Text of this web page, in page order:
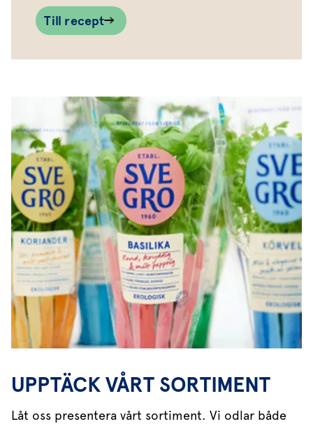
Till recept
UPPTÄCK VÅRT SORTIMENT
Låt oss presentera vårt sortiment. Vi odlar både